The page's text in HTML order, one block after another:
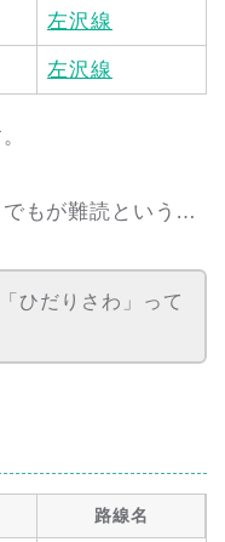
左沢線
左沢線
もが難読という…
ひだりさわ」って
路線名